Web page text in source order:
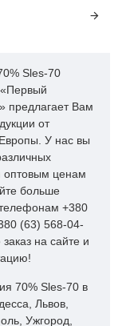
анионоактивный
20
6,5?9,5
-
70,0 ± 2,0
-
4,0
-
1,0
-
-
50
Sles-70
«Первый
предлагает Вам
от
У нас вы
оптовым ценам
больше
+380
(63) 568-04-
на сайте и
70% Sles-70 в
Львов,
Ужгород,